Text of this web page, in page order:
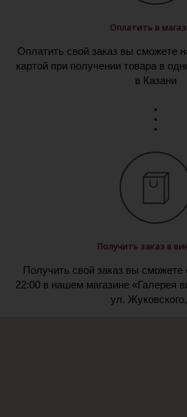
Оплатить в
Оплатить свой заказ вы сможете
картой при получении товара в
в Казани
Получить заказ в
Получить свой заказ вы
22:00 в нашем магазине «Галерея
ул.